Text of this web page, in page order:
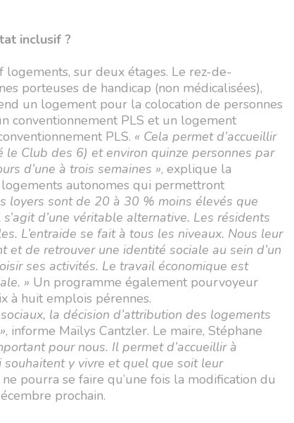
inclusif ?
sur deux étages. Le rez-de-
porteuses de handicap (non médicalisées),
un logement pour la colocation de personnes
conventionnement PLS et un logement
PLS. « Cela permet d’accueillir
Club des 6) et environ quinze personnes par
d’une à trois semaines », explique la
logements autonomes qui permettront
loyers sont de 20 à 30 % moins élevés que
d’une véritable alternative. Les résidents
L’entraide se fait à tous les niveaux. Nous leur
et de retrouver une identité sociale au sein d’un
ses activités. Le travail économique est
» Un programme également pourvoyeur
à huit emplois pérennes.
la décision d’attribution des logements
, informe Maïlys Cantzler. Le maire, Stéphane
pour nous. Il permet d’accueillir à
y vivre et quel que soit leur
pourra se faire qu’une fois la modification du
prochain.